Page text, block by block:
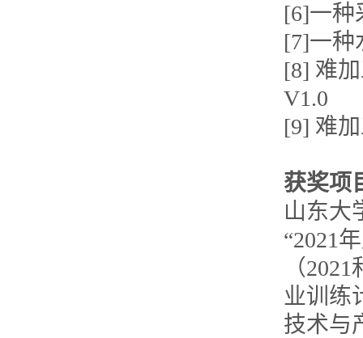
[6]一种
[7]一种
[8] 难
V1.0
[9] 难
获奖项
山东大
“2021
（
业训练
技术与